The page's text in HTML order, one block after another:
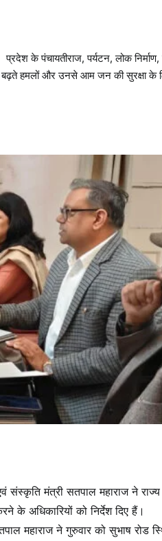
के पंचायतीराज, पर्यटन, लोक निर्माण,
के बढ़ते हमलों और उनसे आम जन की सुरक्षा के
संस्कृति मंत्री सतपाल महाराज ने राज्य
के अधिकारियों को निर्देश दिए हैं।
महाराज ने गुरुवार को सुभाष रोड